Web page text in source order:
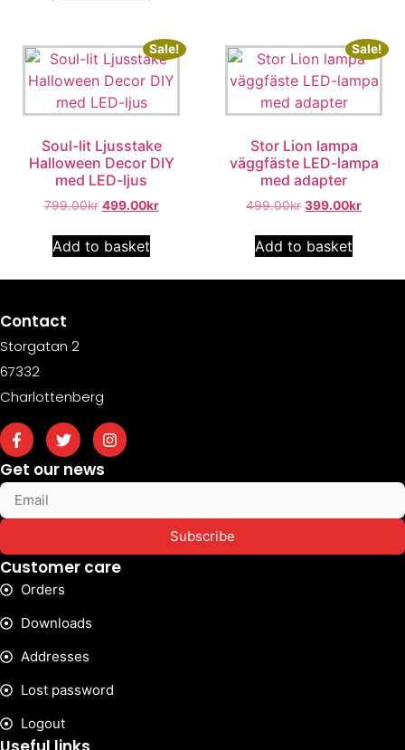
Sale!
Soul-lit Ljusstake
Halloween Decor DIY
med LED-ljus
799.00kr 499.00kr
Add to basket
Sale!
Stor Lion lampa
väggfäste LED-lampa
med adapter
499.00kr 399.00kr
Add to basket
Contact
Storgatan 2
67332
Charlottenberg
Get our news
Subscribe
Customer care
Orders
Downloads
Addresses
Lost password
Logout